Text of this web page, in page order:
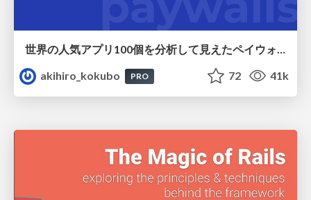
世界の人気アプリ100個を分析して見えたペイウォール設計の心得
akihiro_kokubo
PRO 72 41k